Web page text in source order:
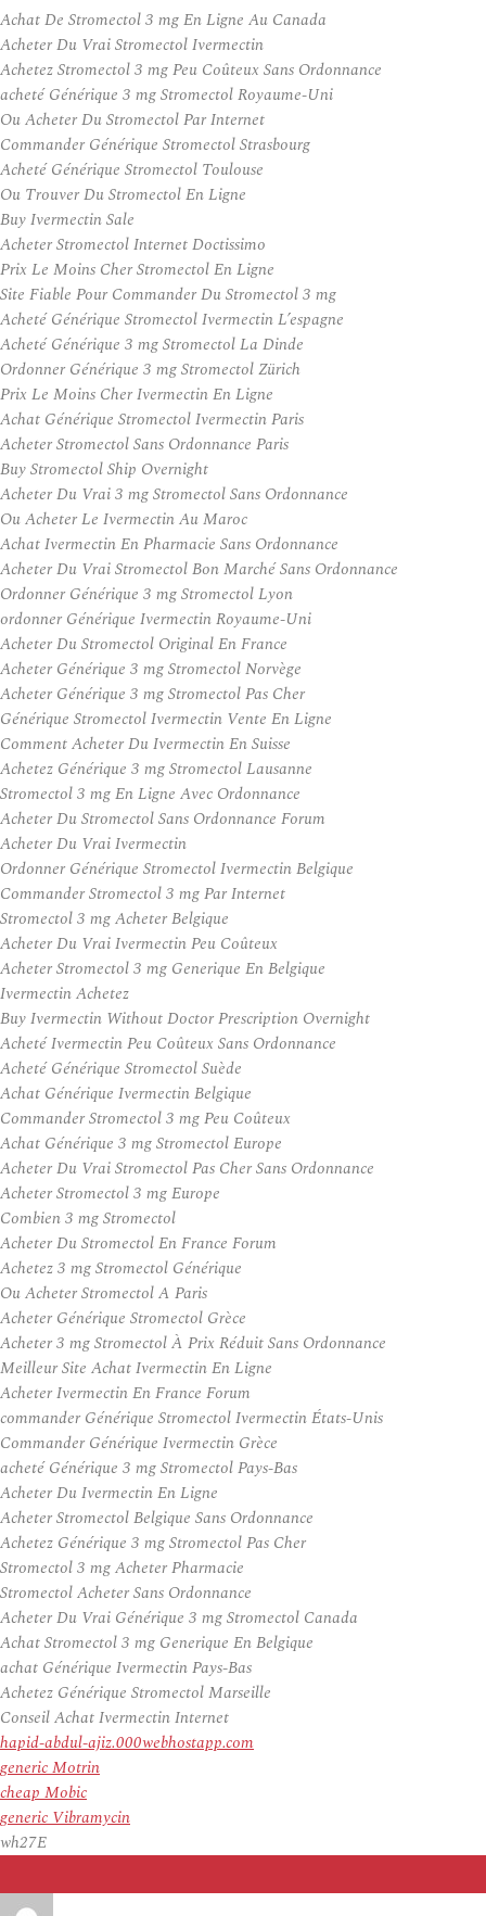
Achat De Stromectol 3 mg En Ligne Au Canada
Acheter Du Vrai Stromectol Ivermectin
Achetez Stromectol 3 mg Peu Coûteux Sans Ordonnance
acheté Générique 3 mg Stromectol Royaume-Uni
Ou Acheter Du Stromectol Par Internet
Commander Générique Stromectol Strasbourg
Acheté Générique Stromectol Toulouse
Ou Trouver Du Stromectol En Ligne
Buy Ivermectin Sale
Acheter Stromectol Internet Doctissimo
Prix Le Moins Cher Stromectol En Ligne
Site Fiable Pour Commander Du Stromectol 3 mg
Acheté Générique Stromectol Ivermectin L’espagne
Acheté Générique 3 mg Stromectol La Dinde
Ordonner Générique 3 mg Stromectol Zürich
Prix Le Moins Cher Ivermectin En Ligne
Achat Générique Stromectol Ivermectin Paris
Acheter Stromectol Sans Ordonnance Paris
Buy Stromectol Ship Overnight
Acheter Du Vrai 3 mg Stromectol Sans Ordonnance
Ou Acheter Le Ivermectin Au Maroc
Achat Ivermectin En Pharmacie Sans Ordonnance
Acheter Du Vrai Stromectol Bon Marché Sans Ordonnance
Ordonner Générique 3 mg Stromectol Lyon
ordonner Générique Ivermectin Royaume-Uni
Acheter Du Stromectol Original En France
Acheter Générique 3 mg Stromectol Norvège
Acheter Générique 3 mg Stromectol Pas Cher
Générique Stromectol Ivermectin Vente En Ligne
Comment Acheter Du Ivermectin En Suisse
Achetez Générique 3 mg Stromectol Lausanne
Stromectol 3 mg En Ligne Avec Ordonnance
Acheter Du Stromectol Sans Ordonnance Forum
Acheter Du Vrai Ivermectin
Ordonner Générique Stromectol Ivermectin Belgique
Commander Stromectol 3 mg Par Internet
Stromectol 3 mg Acheter Belgique
Acheter Du Vrai Ivermectin Peu Coûteux
Acheter Stromectol 3 mg Generique En Belgique
Ivermectin Achetez
Buy Ivermectin Without Doctor Prescription Overnight
Acheté Ivermectin Peu Coûteux Sans Ordonnance
Acheté Générique Stromectol Suède
Achat Générique Ivermectin Belgique
Commander Stromectol 3 mg Peu Coûteux
Achat Générique 3 mg Stromectol Europe
Acheter Du Vrai Stromectol Pas Cher Sans Ordonnance
Acheter Stromectol 3 mg Europe
Combien 3 mg Stromectol
Acheter Du Stromectol En France Forum
Achetez 3 mg Stromectol Générique
Ou Acheter Stromectol A Paris
Acheter Générique Stromectol Grèce
Acheter 3 mg Stromectol À Prix Réduit Sans Ordonnance
Meilleur Site Achat Ivermectin En Ligne
Acheter Ivermectin En France Forum
commander Générique Stromectol Ivermectin États-Unis
Commander Générique Ivermectin Grèce
acheté Générique 3 mg Stromectol Pays-Bas
Acheter Du Ivermectin En Ligne
Acheter Stromectol Belgique Sans Ordonnance
Achetez Générique 3 mg Stromectol Pas Cher
Stromectol 3 mg Acheter Pharmacie
Stromectol Acheter Sans Ordonnance
Acheter Du Vrai Générique 3 mg Stromectol Canada
Achat Stromectol 3 mg Generique En Belgique
achat Générique Ivermectin Pays-Bas
Achetez Générique Stromectol Marseille
Conseil Achat Ivermectin Internet
hapid-abdul-ajiz.000webhostapp.com
generic Motrin
cheap Mobic
generic Vibramycin
wh27E